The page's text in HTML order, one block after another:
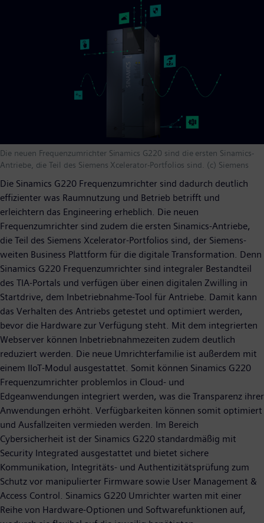
Die neuen Frequenzumrichter Sinamics G220 sind die ersten Sinamics-
Antriebe, die Teil des Siemens Xcelerator-Portfolios sind. (c) Siemens
Die Sinamics G220 Frequenzumrichter sind dadurch deutlich
effizienter was Raumnutzung und Betrieb betrifft und
erleichtern das Engineering erheblich. Die neuen
Frequenzumrichter sind zudem die ersten Sinamics-Antriebe,
die Teil des Siemens Xcelerator-Portfolios sind, der Siemens-
weiten Business Plattform für die digitale Transformation. Denn
Sinamics G220 Frequenzumrichter sind integraler Bestandteil
des TIA-Portals und verfügen über einen digitalen Zwilling in
Startdrive, dem Inbetriebnahme-Tool für Antriebe. Damit kann
das Verhalten des Antriebs getestet und optimiert werden,
bevor die Hardware zur Verfügung steht. Mit dem integrierten
Webserver können Inbetriebnahmezeiten zudem deutlich
reduziert werden. Die neue Umrichterfamilie ist außerdem mit
einem IIoT-Modul ausgestattet. Somit können Sinamics G220
Frequenzumrichter problemlos in Cloud- und
Edgeanwendungen integriert werden, was die Transparenz ihrer
Anwendungen erhöht. Verfügbarkeiten können somit optimiert
und Ausfallzeiten vermieden werden. Im Bereich
Cybersicherheit ist der Sinamics G220 standardmäßig mit
Security Integrated ausgestattet und bietet sichere
Kommunikation, Integritäts- und Authentizitätsprüfung zum
Schutz vor manipulierter Firmware sowie User Management &
Access Control. Sinamics G220 Umrichter warten mit einer
Reihe von Hardware-Optionen und Softwarefunktionen auf,